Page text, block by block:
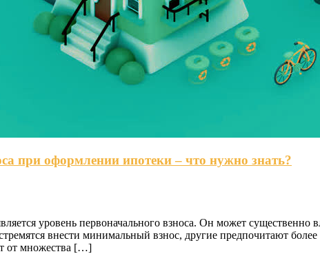
при оформлении ипотеки – что нужно знать?
уровень первоначального взноса. Он может существенно
внести минимальный взнос, другие предпочитают
от множества […]